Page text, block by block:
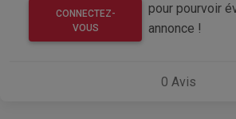
CONNECTEZ-
VOUS
pour pourvoir
annonce !
0 Avis